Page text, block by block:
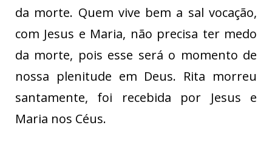
da morte. Quem vive bem a sal vocação,
com Jesus e Maria, não precisa ter medo
da morte, pois esse será o momento de
nossa plenitude em Deus. Rita morreu
santamente, foi recebida por Jesus e
Maria nos Céus.